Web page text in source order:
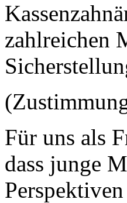
zahlreichen
Für uns als
dass junge